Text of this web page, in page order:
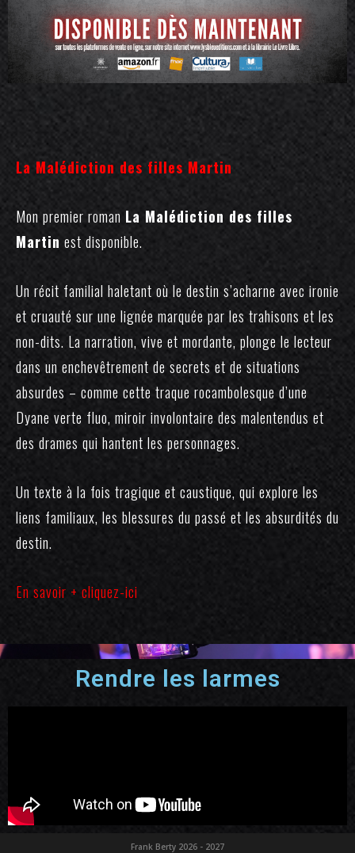
La Malédiction des filles Martin
Mon premier roman La Malédiction des filles
Martin est disponible.
Un récit familial haletant où le destin s’acharne avec ironie
et cruauté sur une lignée marquée par les trahisons et les
non-dits. La narration, vive et mordante, plonge le lecteur
dans un enchevêtrement de secrets et de situations
absurdes – comme cette traque rocambolesque d’une
Dyane verte fluo, miroir involontaire des malentendus et
des drames qui hantent les personnages.
Un texte à la fois tragique et caustique, qui explore les
liens familiaux, les blessures du passé et les absurdités du
destin.
En savoir + cliquez-ici
Rendre les larmes
Frank Berty 2026 - 2027